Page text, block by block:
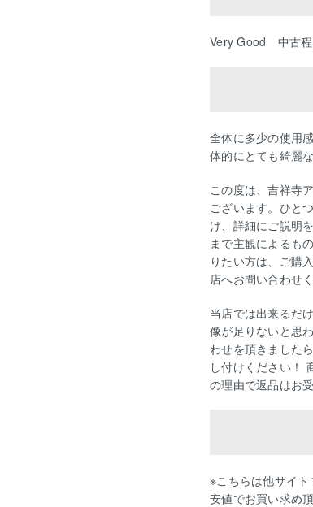
Very Good 中古程
全体に多少の使用
体的にとても綺麗
この度は、吉祥寺
ございます。ひと
け、詳細にご説明
まで主観によるも
りたい方は、ご購
店へお問い合わせ
当店では出来るだ
像が足りないと思
わせを頂きました
し付けください！
の理由で返品はお
※こちらは他サイ
安値でお買い求め